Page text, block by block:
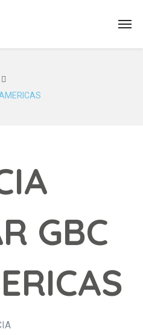
GBC